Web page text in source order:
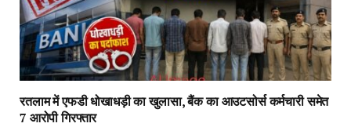
रतलाम में एफडी धोखाधड़ी का खुलासा, बैंक का आउटसोर्स कर्मचारी समेत
7 आरोपी गिरफ्तार